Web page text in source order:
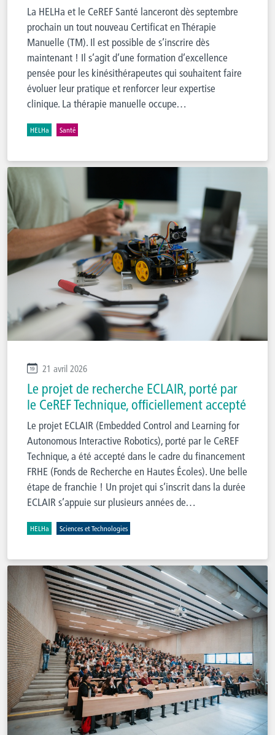
La HELHa et le CeREF Santé lanceront dès septembre
prochain un tout nouveau Certificat en Thérapie
Manuelle (TM). Il est possible de s’inscrire dès
maintenant ! Il s’agit d’une formation d’excellence
pensée pour les kinésithérapeutes qui souhaitent faire
évoluer leur pratique et renforcer leur expertise
clinique. La thérapie manuelle occupe…
HELHa Santé
21 avril 2026
Le projet de recherche ECLAIR, porté par
le CeREF Technique, officiellement accepté
Le projet ECLAIR (Embedded Control and Learning for
Autonomous Interactive Robotics), porté par le CeREF
Technique, a été accepté dans le cadre du financement
FRHE (Fonds de Recherche en Hautes Écoles). Une belle
étape de franchie ! Un projet qui s’inscrit dans la durée
ECLAIR s’appuie sur plusieurs années de…
HELHa Sciences et Technologies